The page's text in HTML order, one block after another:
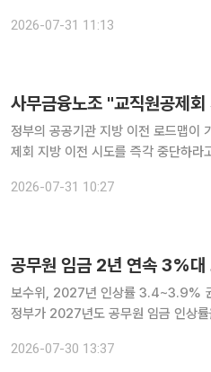
한다는 목적이다. PE 분야에
2026-07-31 11:13
사무금융노조 "교직원공제
정부의 공공기관 지방 이전 로드맵이
제회 지방 이전 시도를 즉각 중단하라고 반발했다. 31일 사무금융노조는
회비로 운영되는 자조기구"라며 "회
2026-07-31 10:27
공무원 임금 2년 연속 3%
보수위, 2027년 인상률 3.4~3.9%
정부가 2027년도 공무원 임금 인상
데 내년에도 3%대 인상 기조가 이어
2026-07-30 13:37